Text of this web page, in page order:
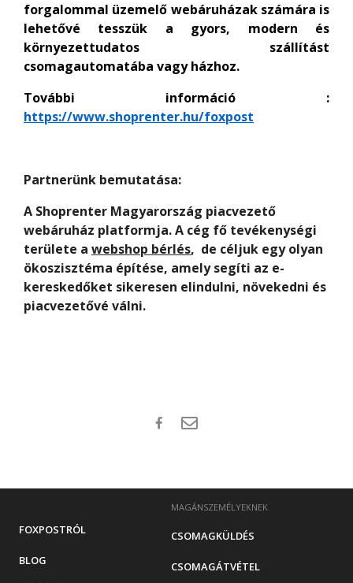
forgalommal üzemelő webáruházak számára is
lehetővé tesszük a gyors, modern és
környezettudatos szállítást
csomagautomatába vagy házhoz.
További információ :
https://www.shoprenter.hu/foxpost
Partnerünk bemutatása:
A Shoprenter Magyarország piacvezető
webáruház platformja. A cég fő tevékenységi
területe a webshop bérlés, de céljuk egy olyan
ökoszisztéma építése, amely segíti az e-
kereskedőket sikeresen elindulni, növekedni és
piacvezetővé válni.
MAGÁNSZEMÉLYEKNEK
CSOMAGKÜLDÉS
CSOMAGÁTVÉTEL
FOXPOSTRÓL
BLOG